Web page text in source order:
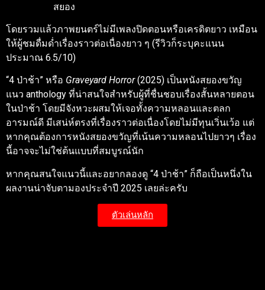
สยอง
โดยรวมแล้วภาพยนตร์ไม่มีเพลงปิดตอนหรือเครดิตยาว เหมือน
ให้ผู้ชมดื่มด่ำเรื่องราวต่อเนื่องยาว ๆ (รีวิวก็ระบุคะแนน
ประมาณ 6.5/10)
“4 ป่าช้า” หรือ Graveyard Horror(2025) เป็นหนังสยองขวัญ
แนว anthology ที่น่าสนใจสำหรับผู้ที่ชื่นชอบเรื่องสั้นหลายตอน
ในป่าช้า โดยมีจังหวะผสมให้เจอทั้งความหลอนและตลก
อารมณ์ดี มีเสน่ห์ตรงที่เรื่องราวต่อเนื่องโดยไม่มีทุนเวิ่นเว้อ แต่
หากคุณต้องการหนังสยองขวัญที่เน้นความหลอนไปยาวๆ เรื่อง
นี้อาจจะไม่ใช่ต้นแบบที่สมบูรณ์นัก
หากคุณสนใจแนวนี้และอยากลองดู “4 ป่าช้า” ก็ถือเป็นหนึ่งใน
ผลงานน่าจับตามองประจำปี 2025 เลยล่ะครับ
ตัวเล่นหลัก